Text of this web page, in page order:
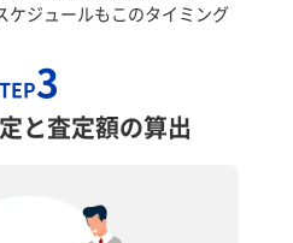
ケジュールもこのタイミング
3
と査定額の算出